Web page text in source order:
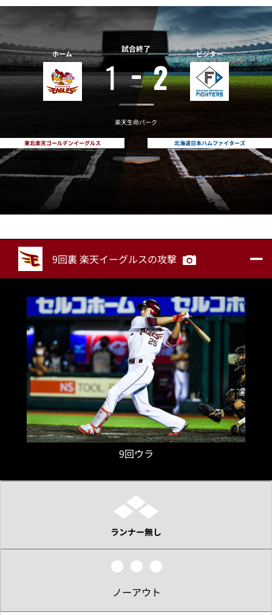
ホーム
東北楽天ゴールデンイーグルス
試合終了
1 2
楽天生命パーク
ビジター
北海道日本ハムファイターズ
9回裏 楽天イーグルスの攻撃
9回ウラ
ランナー無し
ノーアウト